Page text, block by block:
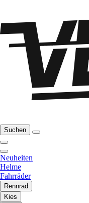
Suchen
Neuheiten
Helme
Fahrräder
Rennrad
Kies